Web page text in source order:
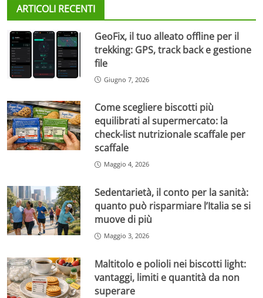
ARTICOLI RECENTI
GeoFix, il tuo alleato offline per il
trekking: GPS, track back e gestione
file
Giugno 7, 2026
Come scegliere biscotti più
equilibrati al supermercato: la
check-list nutrizionale scaffale per
scaffale
Maggio 4, 2026
Sedentarietà, il conto per la sanità:
quanto può risparmiare l’Italia se si
muove di più
Maggio 3, 2026
Maltitolo e polioli nei biscotti light:
vantaggi, limiti e quantità da non
superare